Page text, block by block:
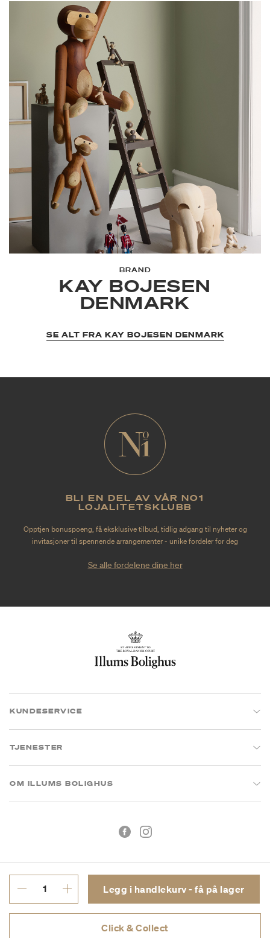
Legg i handlekurv - få på lager
Click & Collect
BRAND
KAY BOJESEN
DENMARK
SE ALT FRA KAY BOJESEN DENMARK
BLI EN DEL AV VÅR NO1
LOJALITETSKLUBB
Opptjen bonuspoeng, få eksklusive tilbud, tidlig adgang til nyheter og
invitasjoner til spennende arrangementer - unike fordeler for deg
Se alle fordelene dine her
KUNDESERVICE
TJENESTER
OM ILLUMS BOLIGHUS